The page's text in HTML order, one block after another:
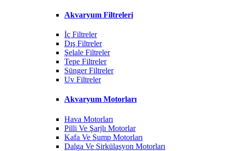
Akvaryum Filtreleri
İç Filtreler
Dış Filtreler
Şelale Filtreler
Tepe Filtreler
Sünger Filtreler
Uv Filtreler
Akvaryum Motorları
Hava Motorları
Pilli Ve Şarjlı Motorlar
Kafa Ve Sump Motorları
Dalga Ve Sirkülasyon Motorları